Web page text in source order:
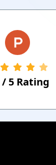
/ 5 Rating